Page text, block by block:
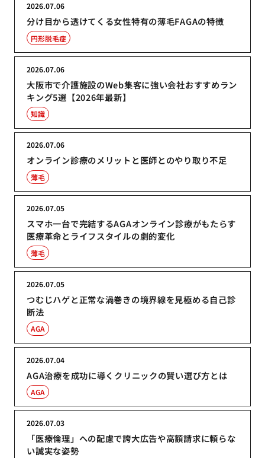
分け目から透けてくる女性特有の薄毛FAGAの特徴
2026.07.06
円形脱毛症
大阪市で介護施設のWeb集客に強い会社おすすめラン
キング5選【2026年最新】
2026.07.06
知識
オンライン診療のメリットと医師とのやり取り不足
2026.07.06
薄毛
スマホ一台で完結するAGAオンライン診療がもたらす
医療革命とライフスタイルの劇的変化
2026.07.05
薄毛
つむじハゲと正常な渦巻きの境界線を見極める自己診
断法
2026.07.05
AGA
AGA治療を成功に導くクリニックの賢い選び方とは
2026.07.04
AGA
「医療倫理」への配慮で誇大広告や高額請求に頼らな
い誠実な姿勢
2026.07.03